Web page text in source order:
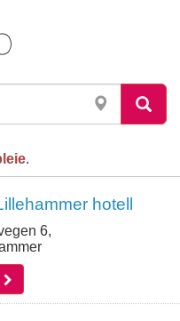
.
hotell
6,